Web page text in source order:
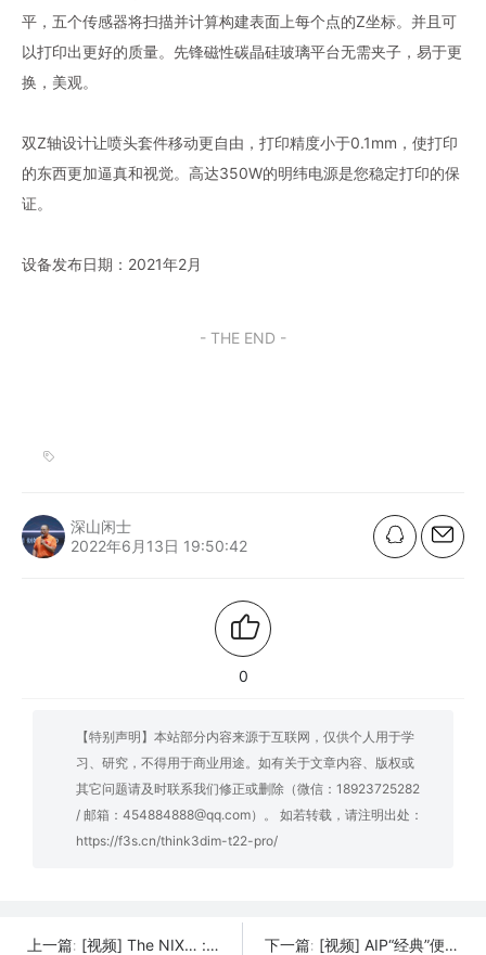
平，五个传感器将扫描并计算构建表面上每个点的Z坐标。并且可
以打印出更好的质量。先锋磁性碳晶硅玻璃平台无需夹子，易于更
换，美观。
双Z轴设计让喷头套件移动更自由，打印精度小于0.1mm，使打印
的东西更加逼真和视觉。高达350W的明纬电源是您稳定打印的保
证。
设备发布日期：2021年2月
- THE END -
深山闲士
2022年6月13日 19:50:42
0
【特别声明】本站部分内容来源于互联网，仅供个人用于学
习、研究，不得用于商业用途。如有关于文章内容、版权或
其它问题请及时联系我们修正或删除（微信：18923725282
/ 邮箱：454884888@qq.com）。 如若转载，请注明出处：
https://f3s.cn/think3dim-t22-pro/
上一篇: [视频] The NIX… : 高分辨率全彩 3D打印机 下一篇: [视频] AIP“经典”便携式 3D 打印机